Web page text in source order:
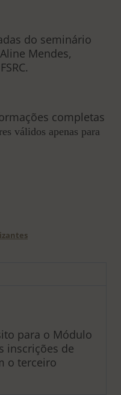
do seminário
Mendes,
completas
válidos apenas para
para o Módulo
inscrições de
o terceiro